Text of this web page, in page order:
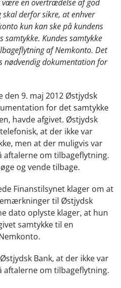
en overtrædelse af god
derfor sikre, at enhver
kun kan ske på kundens
samtykke. Kundes samtykke
af Nemkonto. Det
nødvendig dokumentation for
den 9. maj 2012 Østjydsk
for det samtykke
havde afgivet. Østjydsk
at der ikke var
men at der muligvis var
om tilbageflytning.
og vende tilbage.
Finanstilsynet klager om at
til Østjydsk
dato oplyste klager, at hun
samtykke til en
Bank, at der ikke var
om tilbageflytning.